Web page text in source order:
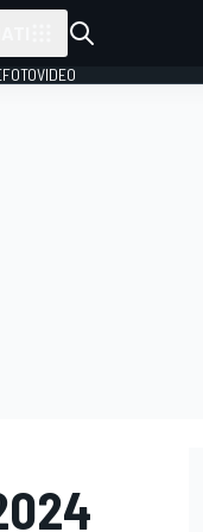
FOTOVIDEO